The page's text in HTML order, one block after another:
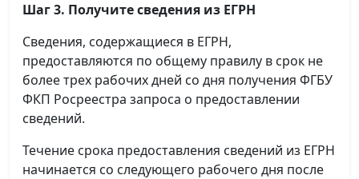
Шаг 3. Получите сведения из ЕГРН
Сведения, содержащиеся в ЕГРН,
предоставляются по общему правилу в срок не
более трех рабочих дней со дня получения ФГБУ
ФКП Росреестра запроса о предоставлении
сведений.
Течение срока предоставления сведений из ЕГРН
начинается со следующего рабочего дня после